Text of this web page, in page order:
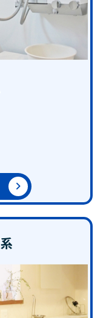
系